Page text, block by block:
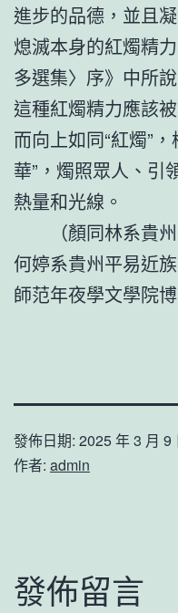
進步的品德，並且
熄滅本身的紅燭精
多選集〉序》中所
這種紅燭精力應該
而向上如同“紅燭”
華”，燭照眾人、引
熱量和光線。
（顏同林系貴
何婷系貴州平易近
師范年夜學文學院博
發佈日期: 2025 年 3 月 9
作者: admin
發佈留言